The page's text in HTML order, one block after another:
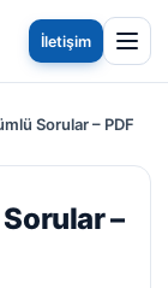
İletişim
Sorular – PDF
–